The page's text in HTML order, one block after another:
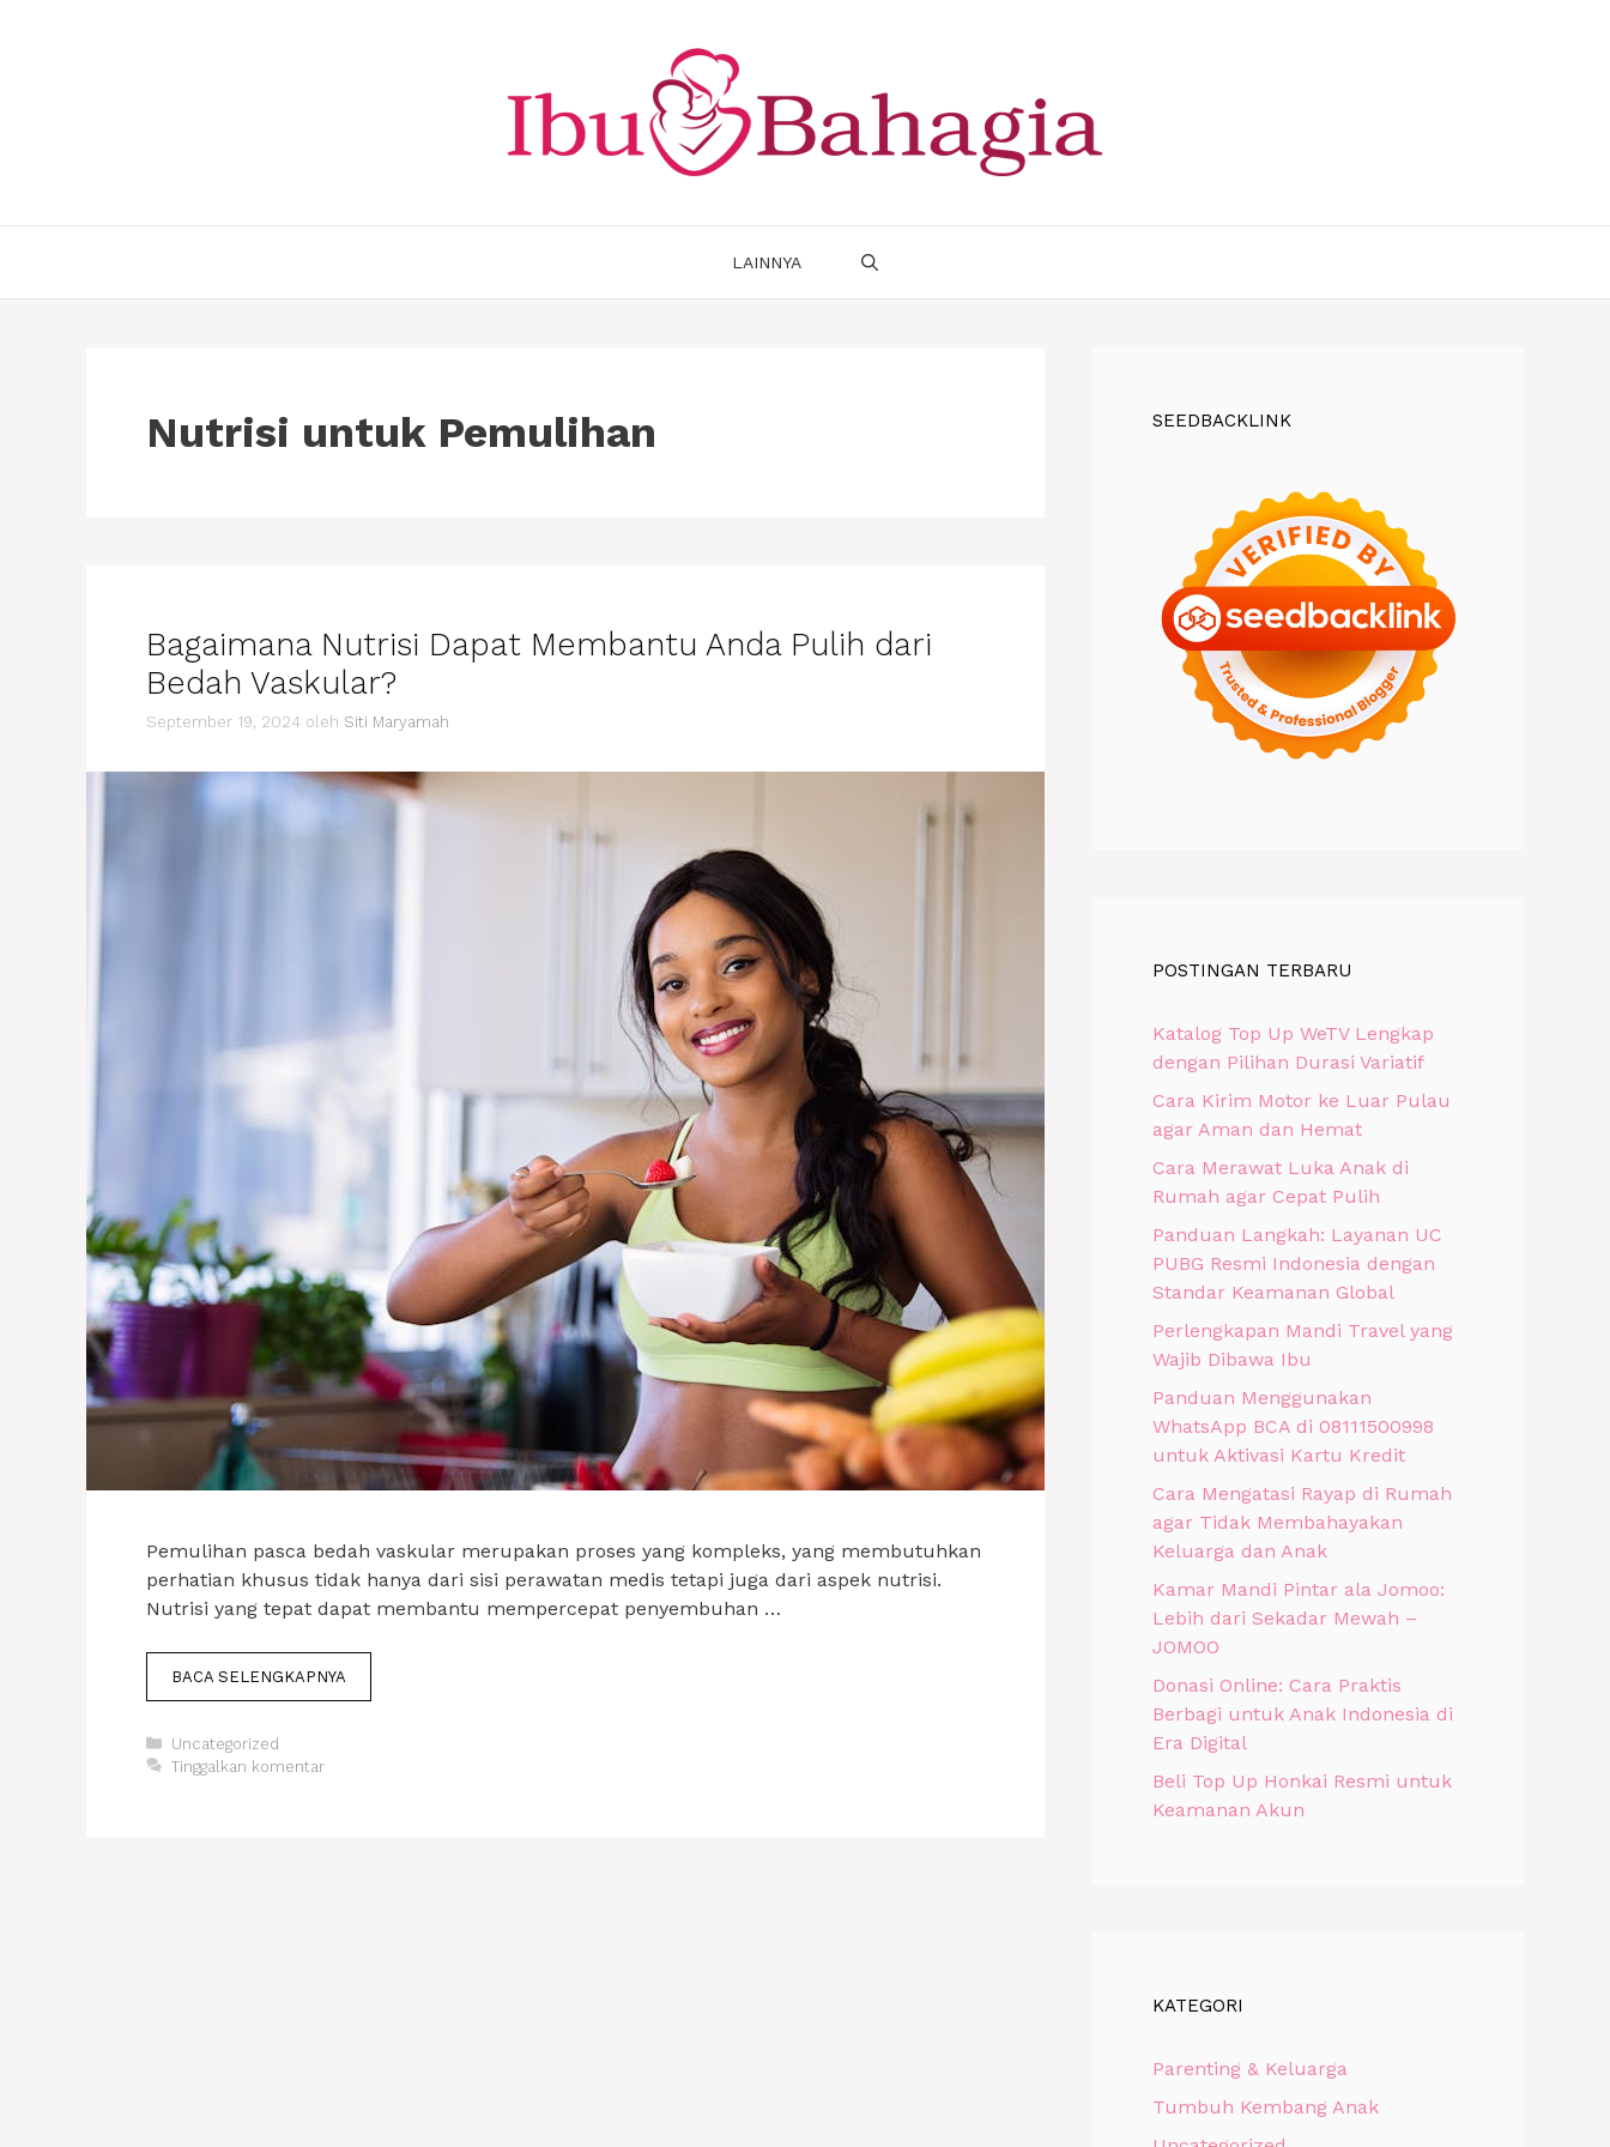
LAINNYA
Nutrisi untuk Pemulihan
Bagaimana Nutrisi Dapat Membantu Anda Pulih dari
Bedah Vaskular?
September 19, 2024 oleh Siti Maryamah
Pemulihan pasca bedah vaskular merupakan proses yang kompleks, yang membutuhkan
perhatian khusus tidak hanya dari sisi perawatan medis tetapi juga dari aspek nutrisi.
Nutrisi yang tepat dapat membantu mempercepat penyembuhan …
BACA SELENGKAPNYA
Kategori
Uncategorized
Tinggalkan komentar
SEEDBACKLINK
POSTINGAN TERBARU
Katalog Top Up WeTV Lengkap
dengan Pilihan Durasi Variatif
Cara Kirim Motor ke Luar Pulau
agar Aman dan Hemat
Cara Merawat Luka Anak di
Rumah agar Cepat Pulih
Panduan Langkah: Layanan UC
PUBG Resmi Indonesia dengan
Standar Keamanan Global
Perlengkapan Mandi Travel yang
Wajib Dibawa Ibu
Panduan Menggunakan
WhatsApp BCA di 08111500998
untuk Aktivasi Kartu Kredit
Cara Mengatasi Rayap di Rumah
agar Tidak Membahayakan
Keluarga dan Anak
Kamar Mandi Pintar ala Jomoo:
Lebih dari Sekadar Mewah –
JOMOO
Donasi Online: Cara Praktis
Berbagi untuk Anak Indonesia di
Era Digital
Beli Top Up Honkai Resmi untuk
Keamanan Akun
KATEGORI
Parenting & Keluarga
Tumbuh Kembang Anak